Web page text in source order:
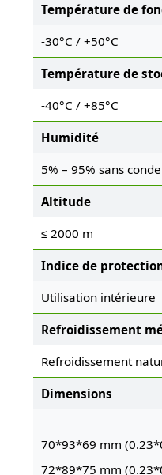
Température de
-30°C / +50°C
Température de
-40°C / +85°C
Humidité
5% – 95% sans
Altitude
≤ 2000 m
Indice de
Utilisation intérieure
Refroidissement
Refroidissement
Dimensions
70*93*69 mm
72*89*75 mm